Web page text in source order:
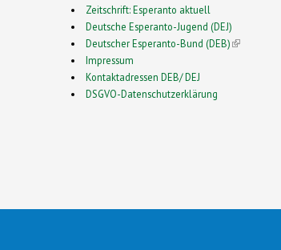
Zeitschrift: Esperanto aktuell
Deutsche Esperanto-Jugend (DEJ)
Deutscher Esperanto-Bund (DEB)(link is
Impressum
Kontaktadressen DEB/ DEJ
DSGVO-Datenschutzerklärung